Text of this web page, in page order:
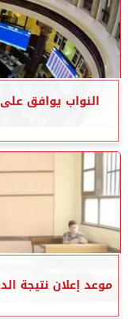
النواب يوافق
موعد إعلان نتيجة